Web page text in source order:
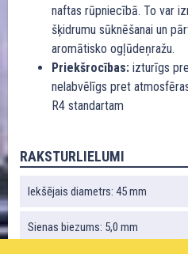
naftas rūpniecībā. To var
šķidrumu sūknēšanai un
aromātisko ogļūdeņražu.
Priekšrocības: izturīgs
nelabvēlīgs pret
R4 standartam
RAKSTURLIELUMI
Iekšējais diametrs: 45 mm
Sienas biezums: 5,0 mm